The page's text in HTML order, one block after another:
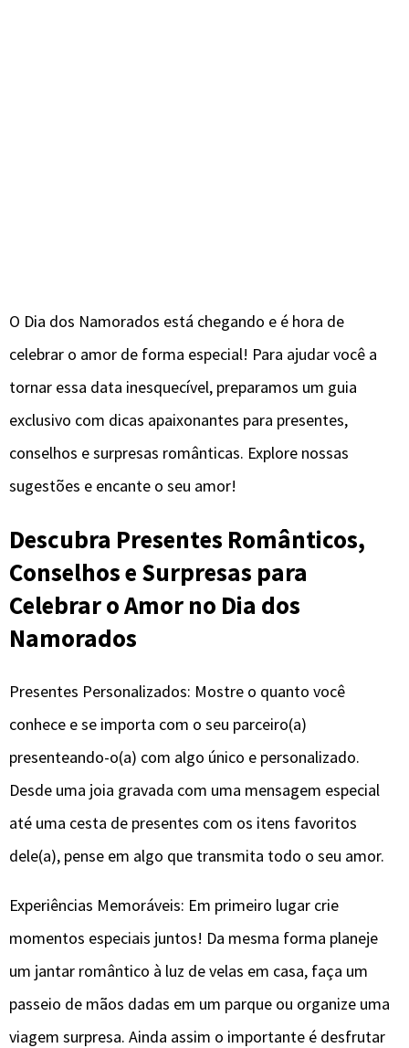
O Dia dos Namorados está chegando e é hora de
celebrar o amor de forma especial! Para ajudar você a
tornar essa data inesquecível, preparamos um guia
exclusivo com dicas apaixonantes para presentes,
conselhos e surpresas românticas. Explore nossas
sugestões e encante o seu amor!
Descubra Presentes Românticos,
Conselhos e Surpresas para
Celebrar o Amor no Dia dos
Namorados
Presentes Personalizados: Mostre o quanto você
conhece e se importa com o seu parceiro(a)
presenteando-o(a) com algo único e personalizado.
Desde uma joia gravada com uma mensagem especial
até uma cesta de presentes com os itens favoritos
dele(a), pense em algo que transmita todo o seu amor.
Experiências Memoráveis: Em primeiro lugar crie
momentos especiais juntos! Da mesma forma planeje
um jantar romântico à luz de velas em casa, faça um
passeio de mãos dadas em um parque ou organize uma
viagem surpresa. Ainda assim o importante é desfrutar